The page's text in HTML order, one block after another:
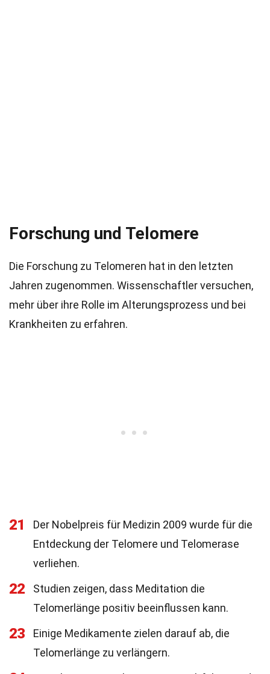
Forschung und Telomere
Die Forschung zu Telomeren hat in den letzten
Jahren zugenommen. Wissenschaftler versuchen,
mehr über ihre Rolle im Alterungsprozess und bei
Krankheiten zu erfahren.
21
Der Nobelpreis für Medizin 2009 wurde für die
Entdeckung der Telomere und Telomerase
verliehen.
22
Studien zeigen, dass Meditation die
Telomerlänge positiv beeinflussen kann.
23
Einige Medikamente zielen darauf ab, die
Telomerlänge zu verlängern.